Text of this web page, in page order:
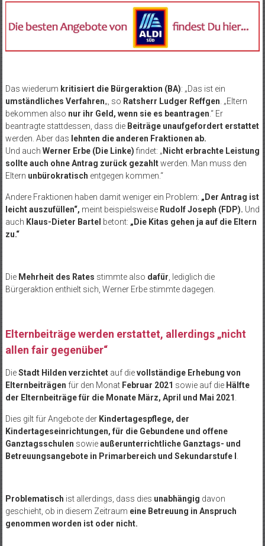
Das wiederum kritisiert die Bürgeraktion (BA): „Das ist ein
umständliches Verfahren„, so Ratsherr Ludger Reffgen. „Eltern
bekommen also nur ihr Geld, wenn sie es beantragen.“ Er
beantragte stattdessen, dass die Beiträge unaufgefordert erstattet
werden. Aber das lehnten die anderen Fraktionen ab.
Und auch Werner Erbe (Die Linke) findet: „ Nicht erbrachte Leistung
sollte auch ohne Antrag zurück gezahltwerden. Man muss den
Eltern unbürokratisch entgegen kommen.“
Andere Fraktionen haben damit weniger ein Problem: „Der Antrag ist
leicht auszufüllen“, meint beispielsweise Rudolf Joseph (FDP). Und
auch Klaus-Dieter Bartel betont: „Die Kitas gehen ja auf die Eltern
zu.“
Die Mehrheit des Rates stimmte also dafür, lediglich die
Bürgeraktion enthielt sich, Werner Erbe stimmte dagegen.
Elternbeiträge werden erstattet, allerdings „nicht
allen fair gegenüber“
DieStadt Hilden verzichtet auf dievollständige Erhebung von
Elternbeiträgen für den Monat Februar 2021 sowie auf die Hälfte
der Elternbeiträge für die Monate März, April und Mai 2021 .
Dies gilt für Angebote der Kindertagespflege, der
Kindertageseinrichtungen, für die Gebundene und offene
Ganztagsschulen sowieaußerunterrichtliche Ganztags- und
Betreuungsangebote in Primarbereich und Sekundarstufe I .
Problematisch ist allerdings, dass dies unabhängig davon
geschieht, ob in diesem Zeitraum eine Betreuung in Anspruch
genommen worden ist oder nicht.